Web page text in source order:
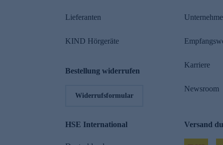
Lieferanten
KIND Hörgeräte
Bestellung widerrufen
Widerrufsformular
Karriere
Newsroom
HSE International Versand